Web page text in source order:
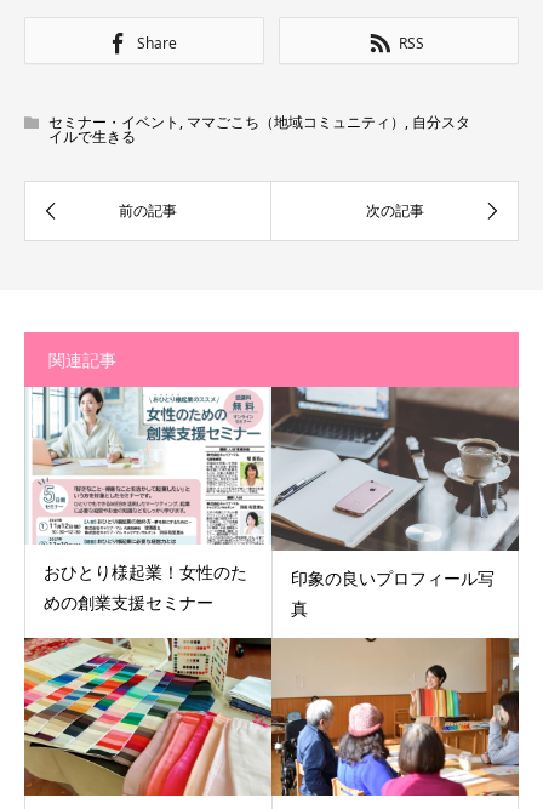
Share RSS
セミナー・イベント, ママごこち（地域コミュニティ） , 自分スタ
イルで生きる
関連記事
おひとり様起業！女性のた
めの創業支援セミナー
印象の良いプロフィール写
真